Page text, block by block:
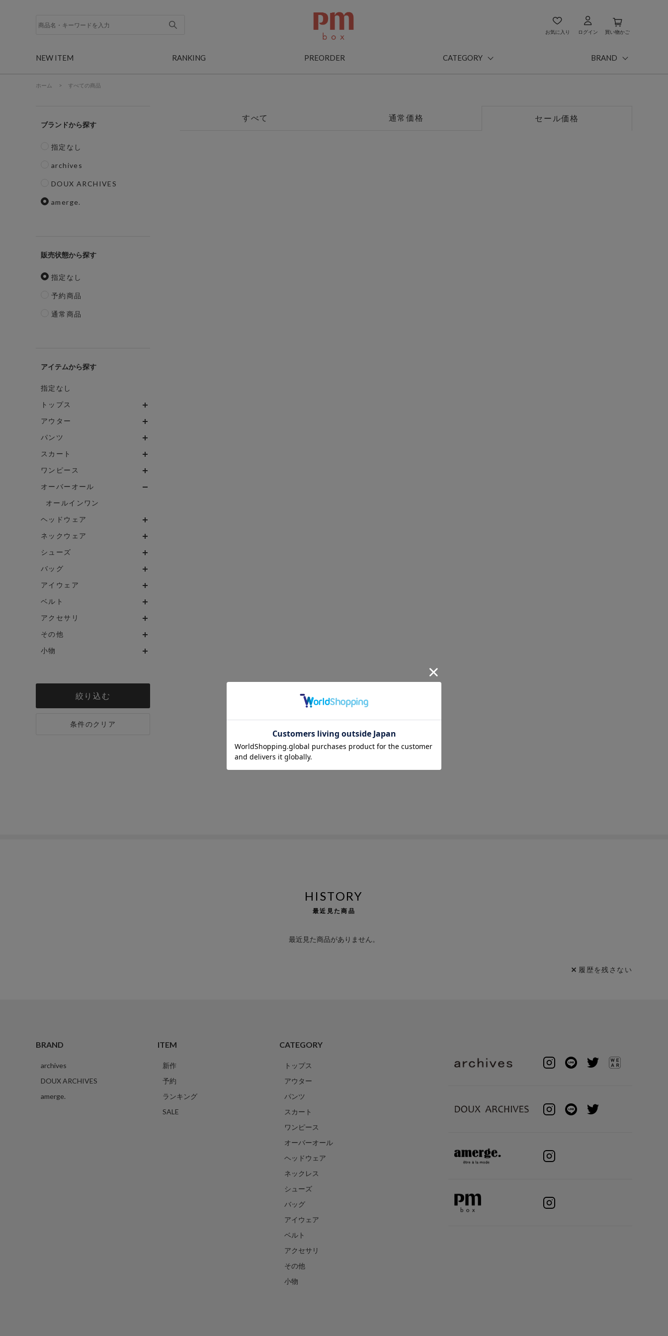
お気に入り ログイン 買い物かご
NEW ITEM RANKING PREORDER CATEGORY BRAND
ホーム > すべての商品
ブランド
指定なし
archives
DOUX ARCHIVES
amerge.
販売状態
指定なし
予約商品
通常商品
アイテム
指定なし
トップス
アウター
パンツ
スカート
ワンピース
オーバーオール
オールインワン
ヘッドウェア
ネックウェア
シューズ
バッグ
アイウェア
ベルト
アクセサリ
その他
小物
絞り込む
条件のクリア
すべて 通常価格 セール価格
HISTORY
最近見た商品
最近見た商品がありません。
履歴を残さない
BRAND
archives
DOUX ARCHIVES
amerge.
ITEM
新作
予約
ランキング
SALE
CATEGORY
トップス
アウター
パンツ
スカート
ワンピース
オーバーオール
ヘッドウェア
ネックレス
シューズ
バッグ
アイウェア
ベルト
アクセサリ
その他
小物